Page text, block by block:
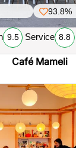
93.8%
9.5 Service 8.8
Café Mameli